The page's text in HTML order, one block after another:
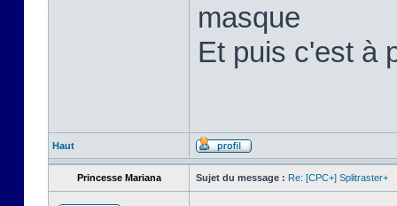
masque
Et puis c'est à
Haut
Princesse Mariana Sujet du message : Re: [CPC+] Splitraster+